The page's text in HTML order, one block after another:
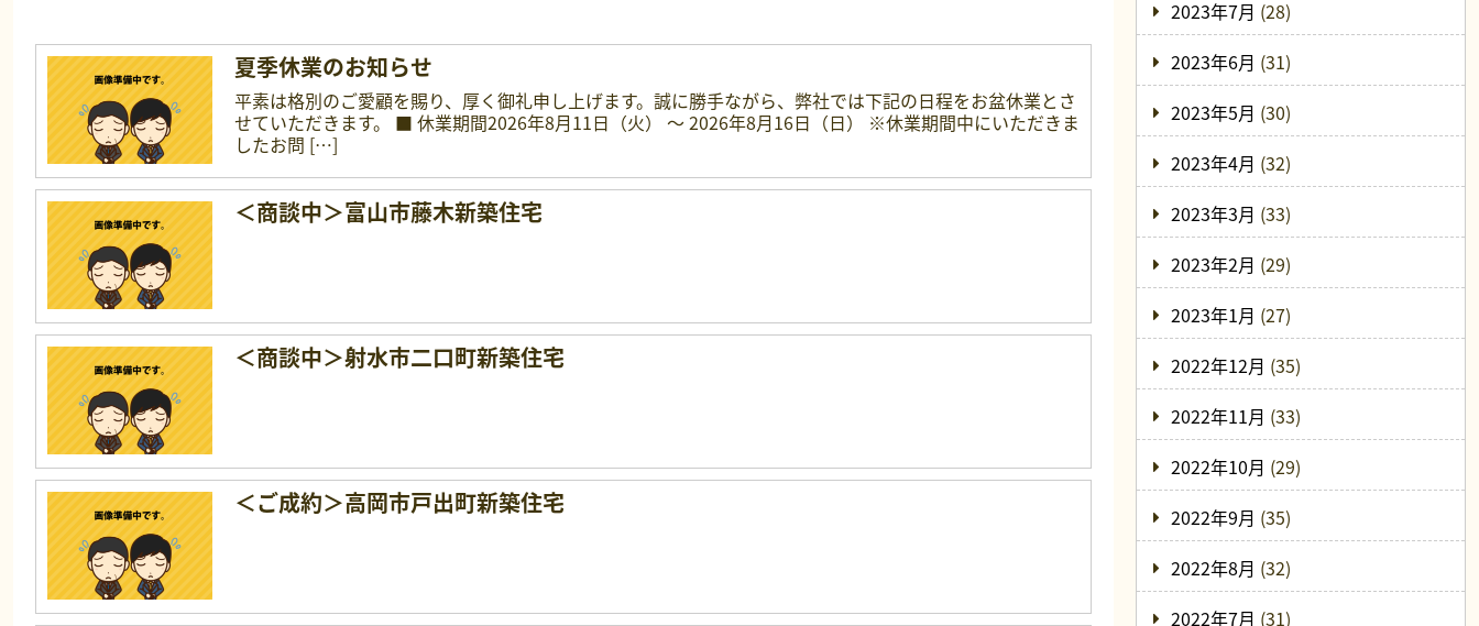
夏季休業のお知らせ
平素は格別のご愛顧を賜り、厚く御礼申し上げます。誠に勝手ながら、弊社では下記の日程をお盆休業とさ
せていただきます。 ■ 休業期間2026年8月11日（火） 〜 2026年8月16日（日） ※休業期間中にいただきま
したお問 […]
＜商談中＞富山市藤木新築住宅
＜商談中＞射水市二口町新築住宅
＜ご成約＞高岡市戸出町新築住宅
2023年7月 (28)
2023年6月 (31)
2023年5月 (30)
2023年4月 (32)
2023年3月 (33)
2023年2月 (29)
2023年1月 (27)
2022年12月 (35)
2022年11月 (33)
2022年10月 (29)
2022年9月 (35)
2022年8月 (32)
2022年7月 (31)